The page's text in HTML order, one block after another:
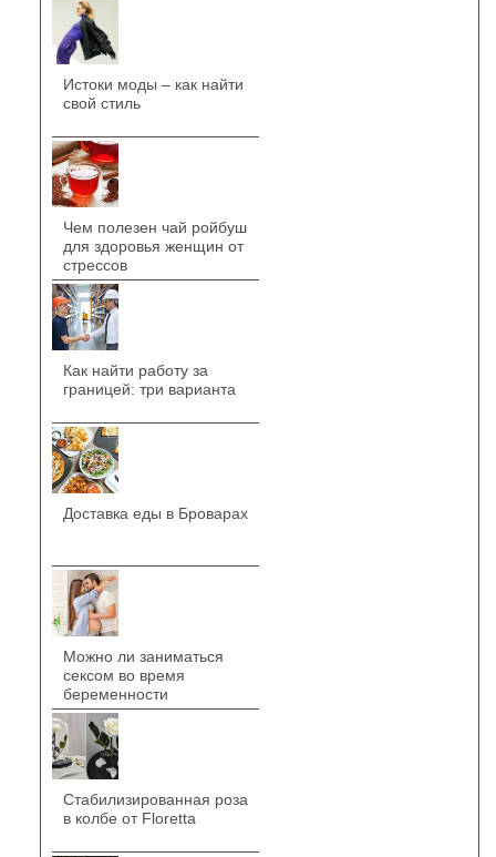
Истоки моды – как найти
свой стиль
Чем полезен чай ройбуш
для здоровья женщин от
стрессов
Как найти работу за
границей: три варианта
Доставка еды в Броварах
Можно ли заниматься
сексом во время
беременности
Стабилизированная роза
в колбе от Floretta